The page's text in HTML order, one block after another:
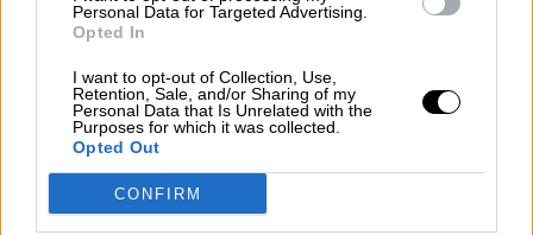
Personal Data for Targeted Advertising.
Opted In
I want to opt-out of Collection, Use,
Retention, Sale, and/or Sharing of my
Personal Data that Is Unrelated with the
Purposes for which it was collected.
Opted Out
CONFIRM
Marlaska visita las unidades
especializadas en violencia de
género de la Policía y Guardia Civil